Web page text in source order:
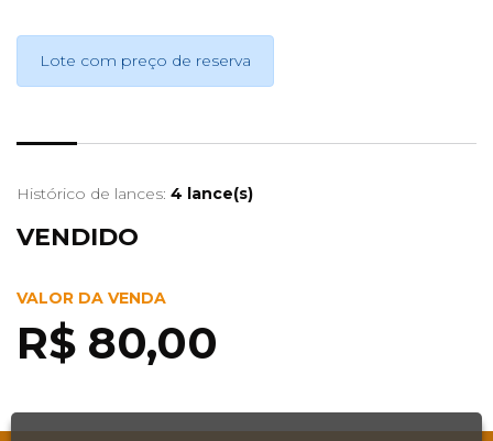
Lote com preço de reserva
Histórico de lances: 4 lance(s)
VENDIDO
VALOR DA VENDA
R$ 80,00